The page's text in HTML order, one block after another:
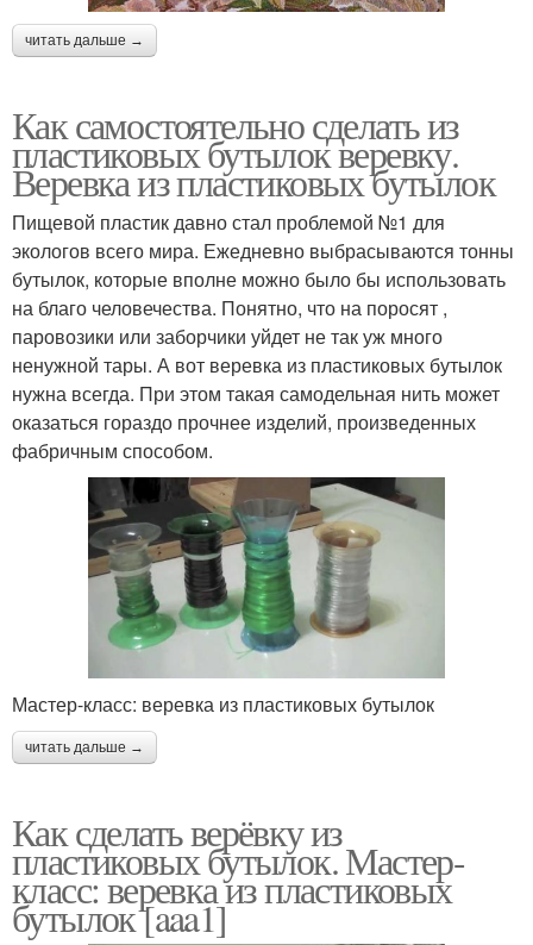
читать дальше →
Как самостоятельно сделать из
пластиковых бутылок веревку.
Веревка из пластиковых бутылок
Пищевой пластик давно стал проблемой №1 для
экологов всего мира. Ежедневно выбрасываются тонны
бутылок, которые вполне можно было бы использовать
на благо человечества. Понятно, что на поросят ,
паровозики или заборчики уйдет не так уж много
ненужной тары. А вот веревка из пластиковых бутылок
нужна всегда. При этом такая самодельная нить может
оказаться гораздо прочнее изделий, произведенных
фабричным способом.
Мастер-класс: веревка из пластиковых бутылок
читать дальше →
Как сделать верёвку из
пластиковых бутылок. Мастер-
класс: веревка из пластиковых
бутылок [aaa1]